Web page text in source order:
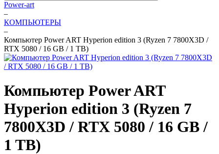
Power-art
–
КОМПЬЮТЕРЫ
–
Компьютер Power ART Hyperion edition 3 (Ryzen 7 7800X3D /
RTX 5080 / 16 GB / 1 TB)
Компьютер Power ART
Hyperion edition 3 (Ryzen 7
7800X3D / RTX 5080 / 16 GB /
1 TB)